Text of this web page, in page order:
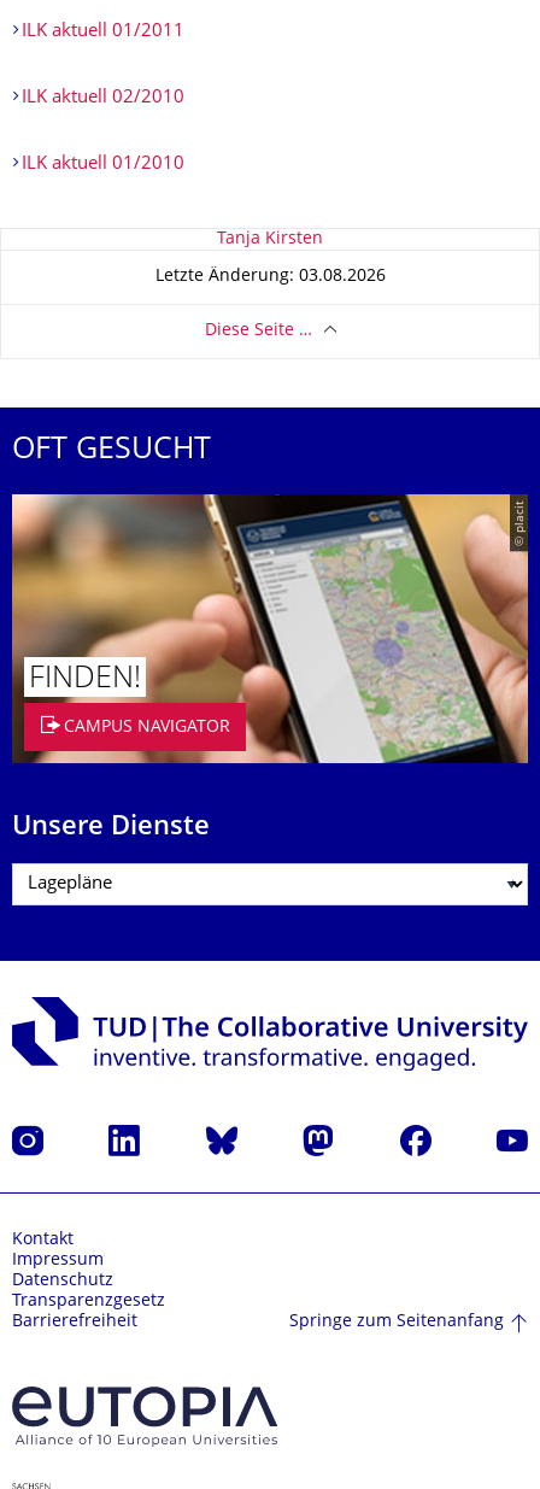
ILK aktuell 01/2011
ILK aktuell 02/2010
ILK aktuell 01/2010
Zu dieser Seite Tanja Kirsten
Letzte Änderung: 03.08.2026
Diese Seite …
OFT GESUCHT
© placit
FINDEN!
CAMPUS NAVIGATOR
Unsere Dienste
Instagram LinkedIn Bluesky Mastodon Facebook
Kontakt
Impressum
Datenschutz
Transparenzgesetz
Barrierefreiheit
Springe zum Seitenanfang